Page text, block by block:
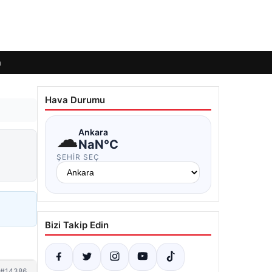
Hava Durumu
☁Ankara
NaN°C
ŞEHIR SEÇ
Bizi Takip Edin